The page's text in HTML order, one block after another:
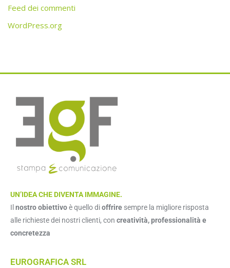
Feed dei commenti
WordPress.org
UN’IDEA CHE DIVENTA IMMAGINE.
Il nostro obiettivoè quello dioffrire sempre la migliore risposta
alle richieste dei nostri clienti, con creatività, professionalità e
concretezza
EUROGRAFICA SRL